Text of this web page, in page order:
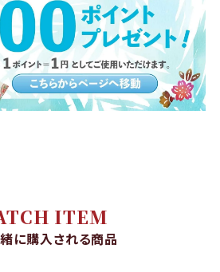
ITEM
緒に購入される商品